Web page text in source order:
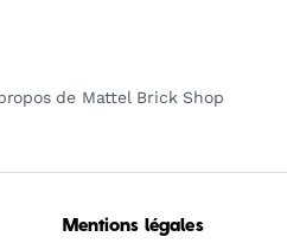
de Mattel Brick Shop
Mentions légales